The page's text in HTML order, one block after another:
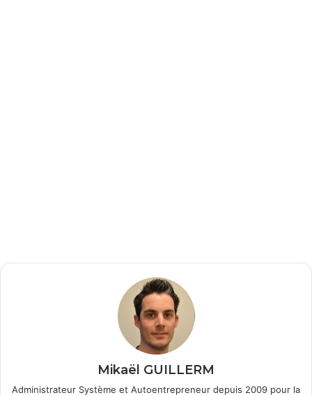
Mikaël GUILLERM
Administrateur Système et Autoentrepreneur depuis 2009 pour la